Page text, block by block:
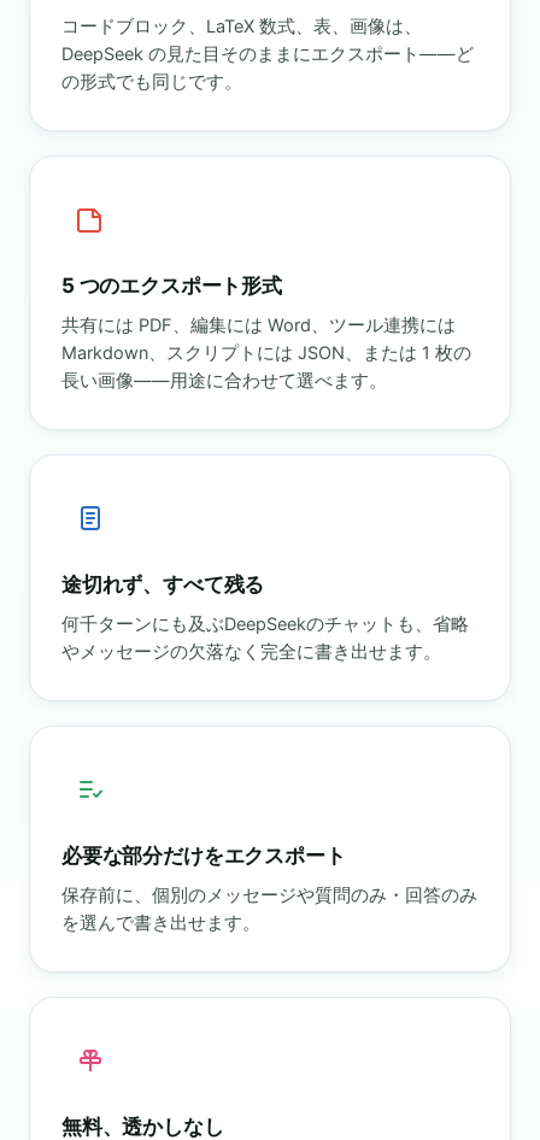
コードブロック、LaTeX 数式、表、画像は、
DeepSeek の見た目そのままにエクスポート——ど
の形式でも同じです。
5 つのエクスポート形式
共有には PDF、編集には Word、ツール連携には
Markdown、スクリプトには JSON、または 1 枚の
長い画像——用途に合わせて選べます。
途切れず、すべて残る
何千ターンにも及ぶDeepSeekのチャットも、省略
やメッセージの欠落なく完全に書き出せます。
必要な部分だけをエクスポート
保存前に、個別のメッセージや質問のみ・回答のみ
を選んで書き出せます。
無料、透かしなし